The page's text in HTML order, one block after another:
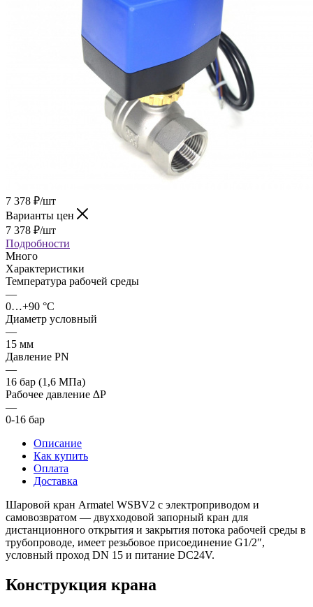
7 378 ₽/шт
Варианты цен
7 378 ₽/шт
Подробности
Много
Характеристики
Температура рабочей среды
—
0…+90 °C
Диаметр условный
—
15 мм
Давление PN
—
16 бар (1,6 МПа)
Рабочее давление ∆P
—
0-16 бар
Описание
Как купить
Оплата
Доставка
Шаровой кран Armatel WSBV2 с электроприводом и
самовозвратом — двухходовой запорный кран для
дистанционного открытия и закрытия потока рабочей среды в
трубопроводе, имеет резьбовое присоединение G1/2″,
условный проход DN 15 и питание DC24V.
Конструкция крана